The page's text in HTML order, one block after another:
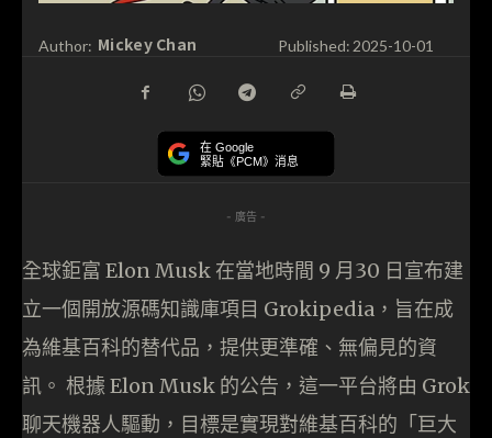
Author: Mickey Chan Published: 2025-10-01
在 Google
緊貼《PCM》消息
- 廣告 -
全球鉅富 Elon Musk 在當地時間 9 月30 日宣布建
立一個開放源碼知識庫項目 Grokipedia，旨在成
為維基百科的替代品，提供更準確、無偏見的資
訊。 根據 Elon Musk 的公告，這一平台將由 Grok
聊天機器人驅動，目標是實現對維基百科的「巨大